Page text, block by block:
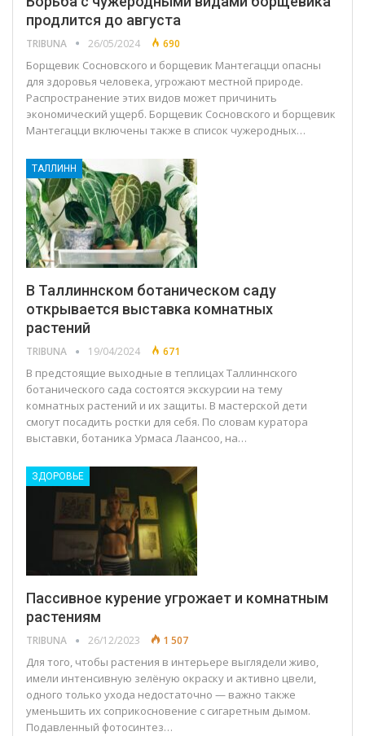
продлится до августа
TRIBUNA 26/05/2024 690
Борщевик Сосновского и борщевик Мантегацци опасны
для здоровья человека, угрожают местной природе.
Распространение этих видов может причинить
экономический ущерб. Борщевик Сосновского и борщевик
Мантегацци включены также в список чужеродных…
ТАЛЛИНН
В Таллиннском ботаническом саду
открывается выставка комнатных
растений
TRIBUNA 19/04/2024 671
В предстоящие выходные в теплицах Таллиннского
ботанического сада состоятся экскурсии на тему
комнатных растений и их защиты. В мастерской дети
смогут посадить ростки для себя. По словам куратора
выставки, ботаника Урмаса Лаансоо, на…
ЗДОРОВЬЕ
Пассивное курение угрожает и комнатным
растениям
TRIBUNA 26/12/2023 1 507
Для того, чтобы растения в интерьере выглядели живо,
имели интенсивную зелёную окраску и активно цвели,
одного только ухода недостаточно — важно также
уменьшить их соприкосновение с сигаретным дымом.
Подавленный фотосинтез…